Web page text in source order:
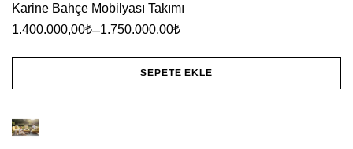
fazla
varyasyonu
var.
Seçenekler
sayfasından
Karine Bahçe Mobilyası Takımı
1.400.000,00₺–1.750.000,00₺
SEPETE EKLE
ürünün